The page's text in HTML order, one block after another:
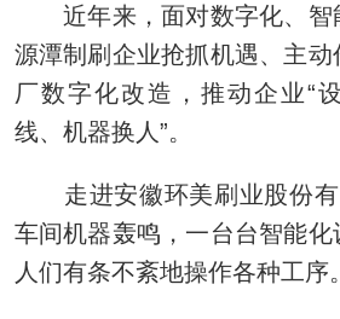
近年来，面对数字化、智
源潭制刷企业抢抓机遇、主
厂数字化改造，推动企业“
线、机器换人”。
走进安徽环美刷业股份有
车间机器轰鸣，一台台智能
人们有条不紊地操作各种工序。